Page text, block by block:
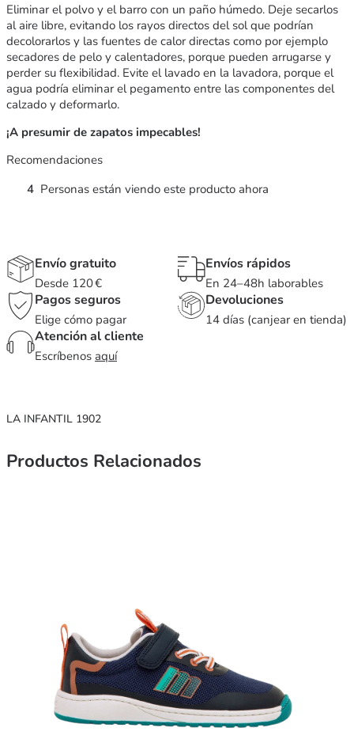
Eliminar el polvo y el barro con un paño húmedo. Deje secarlos
al aire libre, evitando los rayos directos del sol que podrían
decolorarlos y las fuentes de calor directas como por ejemplo
secadores de pelo y calentadores, porque pueden arrugarse y
perder su flexibilidad. Evite el lavado en la lavadora, porque el
agua podría eliminar el pegamento entre las componentes del
calzado y deformarlo.
¡A presumir de zapatos impecables!
Recomendaciones
4 Personas están viendo este producto ahora
Envío gratuito
Desde 120 €
Envíos rápidos
En 24–48h laborables
Pagos seguros
Elige cómo pagar
Devoluciones
14 días (canjear en tienda)
Atención al cliente
Escríbenos aquí
LA INFANTIL 1902
Productos Relacionados